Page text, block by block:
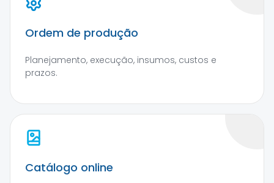
Ordem de produção
Planejamento, execução, insumos, custos e
prazos.
Catálogo online